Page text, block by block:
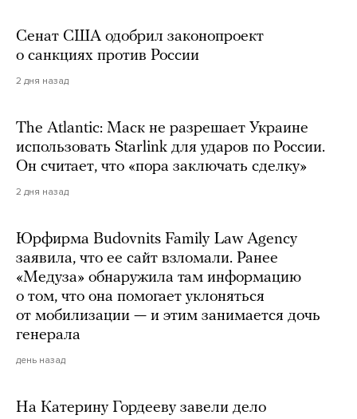
Сенат США одобрил законопроект
о санкциях против России
2 дня назад
The Atlantic: Маск не разрешает Украине
использовать Starlink для ударов по России.
Он считает, что «пора заключать сделку»
2 дня назад
Юрфирма Budovnits Family Law Agency
заявила, что ее сайт взломали. Ранее
«Медуза» обнаружила там информацию
о том, что она помогает уклоняться
от мобилизации — и этим занимается дочь
генерала
день назад
На Катерину Гордееву завели дело